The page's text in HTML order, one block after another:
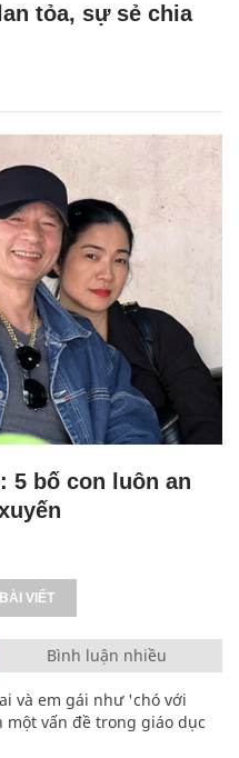
tỏa, sự sẻ chia
5 bố con luôn an
VIẾT
Bình luận nhiều
và em gái như 'chó với
vấn đề trong giáo dục